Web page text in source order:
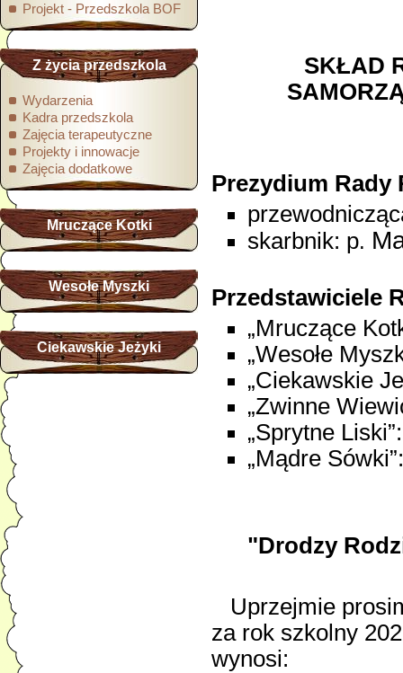
Projekt - Przedszkola BOF
Z życia przedszkola
Wydarzenia
Kadra przedszkola
Zajęcia terapeutyczne
Projekty i innowacje
Zajęcia dodatkowe
Mruczące Kotki
Wesołe Myszki
Ciekawskie Jeżyki
SKŁAD
Prezydium
skarbnik: p.
Przedstawiciele
„Mruczące
„Wesołe
„Ciekawskie
„Zwinne
„Sprytne
„Mądre
"Drodzy
Uprzejmie
za rok szkolny
wynosi: